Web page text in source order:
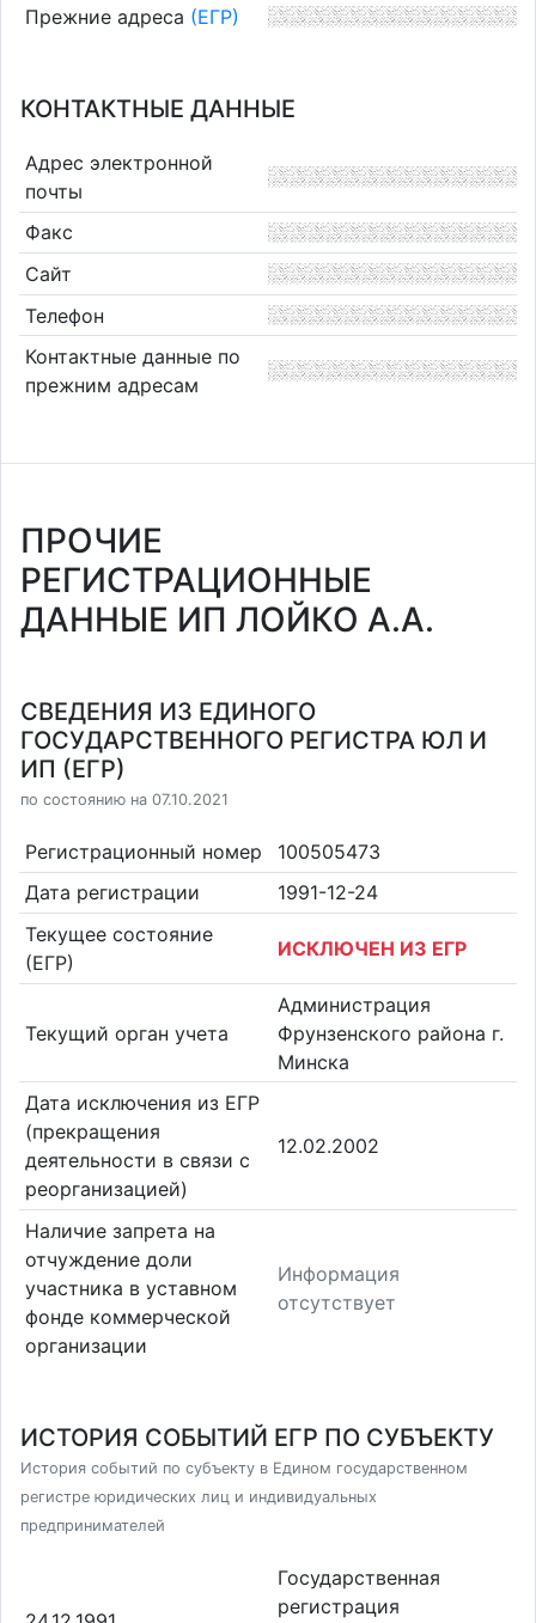
Прежние адреса (ЕГР)
КОНТАКТНЫЕ ДАННЫЕ
Адрес электронной
почты
Факс
Сайт
Телефон
Контактные данные по
прежним адресам
ПРОЧИЕ
РЕГИСТРАЦИОННЫЕ
ДАННЫЕ ИП ЛОЙКО А.А.
СВЕДЕНИЯ ИЗ ЕДИНОГО
ГОСУДАРСТВЕННОГО РЕГИСТРА ЮЛ И
ИП (ЕГР)
по состоянию на 07.10.2021
Регистрационный номер
100505473
Дата регистрации
1991-12-24
Текущее состояние
(ЕГР)
ИСКЛЮЧЕН ИЗ ЕГР
Текущий орган учета
Администрация
Фрунзенского района г.
Минска
Дата исключения из ЕГР
(прекращения
деятельности в связи с
реорганизацией)
12.02.2002
Наличие запрета на
отчуждение доли
участника в уставном
фонде коммерческой
организации
Информация
отсутствует
ИСТОРИЯ СОБЫТИЙ ЕГР ПО СУБЪЕКТУ
История событий по субъекту в Едином государственном
регистре юридических лиц и индивидуальных
предпринимателей
Государственная
регистрация